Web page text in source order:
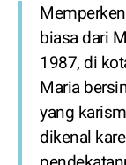
biasa dari
1987, di
Maria
yang
dikenal